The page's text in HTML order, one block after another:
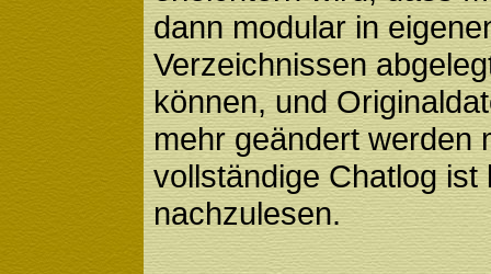
dann modular in
Verzeichnissen
können, und
mehr geändert werden
vollständige Chatlog ist
nachzulesen.